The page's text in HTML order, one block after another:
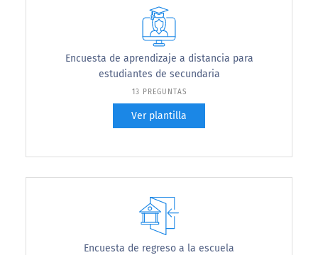
Encuesta de aprendizaje a distancia para
estudiantes de secundaria
13 PREGUNTAS
Ver plantilla
Encuesta de regreso a la escuela